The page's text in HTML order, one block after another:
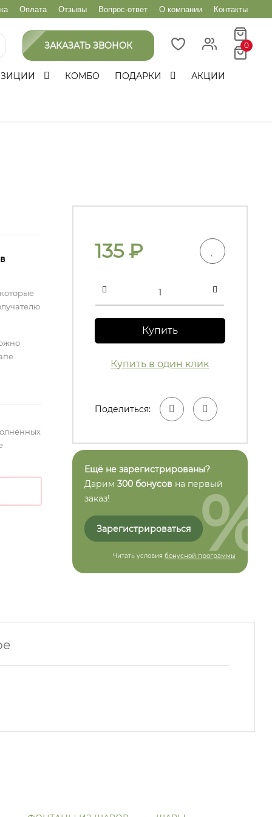
Оплата Отзывы Вопрос-ответ О компании Контакты
ЗАКАЗАТЬ ЗВОНОК 0
КОМБО ПОДАРКИ АКЦИИ
135₽
Купить
Купить в один клик
Поделиться:
Ещё не зарегистрированы?
Дарим 300 бонусов на первый
заказ!
Зарегистрироваться
Читать условия бонусной программы
%